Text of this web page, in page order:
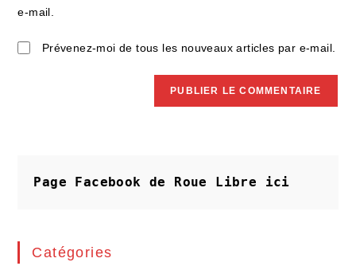
(facultatif)
e-mail.
Prévenez-moi de tous les nouveaux articles par e-mail.
Page Facebook de Roue Libre ici
Catégories